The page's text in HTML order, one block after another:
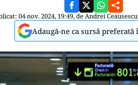
04 nov. 2024, 19:49, deAndrei Ceausescu
Adaugă-ne ca sursă preferată